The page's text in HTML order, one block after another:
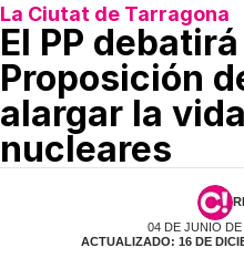
La Ciutat de Tarragona
El PP
Proposición
alargar la
nucleares
04 DE JUNIO DE
ACTUALIZADO: 16 DE